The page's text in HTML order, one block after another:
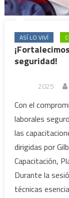
ASÍ LO VIVÍ
seguridad!
2025
Con el
laborales
las
dirigidas por
Capacitación,
Durante la
técnicas